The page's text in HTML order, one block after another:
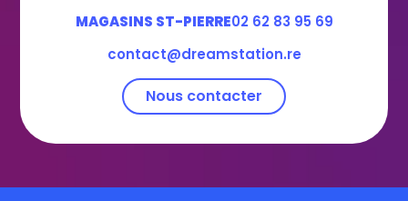
MAGASINS ST-PIERRE02 62 83 95 69
contact@dreamstation.re
Nous contacter